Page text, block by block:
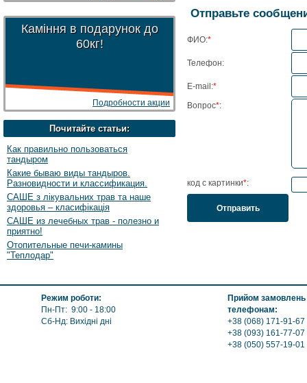
Каміння в подарунок до
60кг!
Подробности акции
Почитайте статьи:
Как правильно пользоваться
тандыром
Какие бываю виды тандыров.
Разновидности и классификация.
САШЕ з лікувальних трав та наше
здоровья – класифікація
САШЕ из лечебных трав - полезно и
приятно!
Отопительные печи-камины
"Теплодар"
Отправьте
ФИО:*
Телефон:
E-mail:*
Вопрос*:
код с картинки*:
Режим роботи:
Пн-Пт: 9:00 - 18:00
Сб-Нд: Вихідні дні
Прийом замовлень
телефонам:
+38 (068) 171-91-67
+38 (093) 161-77-
+38 (050) 557-19-